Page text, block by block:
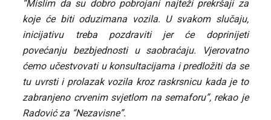
“Mislim da su dobro pobrojani najteži prekršaji za
koje će biti oduzimana vozila. U svakom slučaju,
inicijativu treba pozdraviti jer će doprinijeti
povećanju bezbjednosti u saobraćaju. Vjerovatno
ćemo učestvovati u konsultacijama i predložiti da se
tu uvrsti i prolazak vozila kroz raskrsnicu kada je to
zabranjeno crvenim svjetlom na semaforu”, rekao je
Radović za “Nezavisne”.